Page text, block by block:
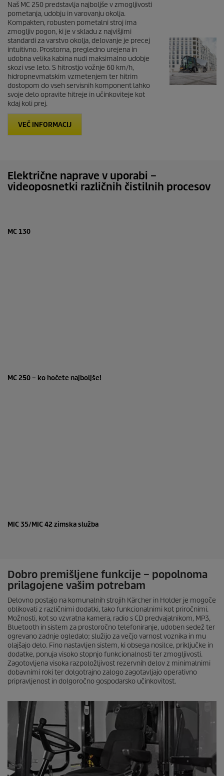
Naš MC 250 predstavlja najboljše v zmogljivosti
pometanja, udobju in varovanju okolja.
Kompakten, robusten pometalni stroj ima
zmogljiv pogon, ki je v skladu z najvišjimi
standardi za varstvo okolja, delovanje je precej
intuitivno. Prostorna, pregledno urejena in
udobna velika kabina nudi maksimalno udobje
skozi vse leto. S hitrostjo vožnje 60 km/h,
hidropnevmatskim vzmetenjem ter hitrim
dostopom do vseh servisnih komponent lahko
svoje delo opravite hitreje in učinkoviteje kot
kdaj koli prej.
VEČ INFORMACIJ
Električne naprave v uporabi –
videoposnetki različnih čistilnih procesov
MC 130
s
e
MC 250 – ko hočete najboljše!
s
e
s
o
f
0
s
e
c
o
n
d
s
MIC 35/MIC 42 zimska služba
Dobro premišljene funkcije – popolnoma
prilagojene vašim potrebam
Delovno postajo na komunalnih strojih Kärcher in Holder je mogoče
oblikovati z različnimi dodatki, tako funkcionalnimi kot priročnimi.
Možnosti, kot so vzvratna kamera, radio s CD predvajalnikom, MP3,
Bluetooth in sistem za prostoročno telefoniranje, udoben sedež ter
ogrevano zadnje ogledalo; služijo za večjo varnost voznika in mu
olajšajo delo. Fino nastavljen sistem, ki obsega nosilce, priključke in
dodatke, ponuja visoko stopnjo funkcionalnosti ter zmogljivosti.
Zagotovljena visoka razpoložljivost rezervnih delov z minimalnimi
dobavnimi roki ter dolgotrajno zalogo zagotavljajo operativno
pripravljenost in dolgoročno gospodarsko učinkovitost.